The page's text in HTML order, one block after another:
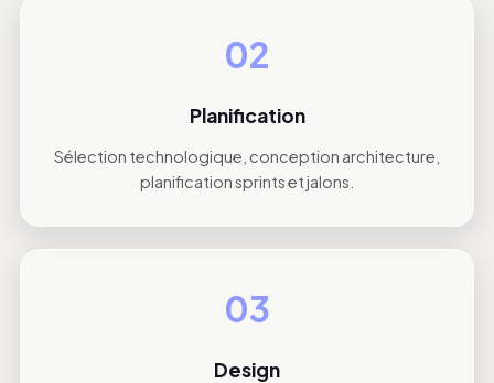
02
Planification
Sélection technologique, conception architecture,
planification sprints et jalons.
03
Design